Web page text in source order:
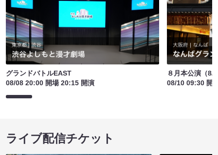
グランドバトルEAST
08/08 20:00 開場 20:15 開演
８月本公演（8/
08/10 09:30 開
ライブ配信チケット